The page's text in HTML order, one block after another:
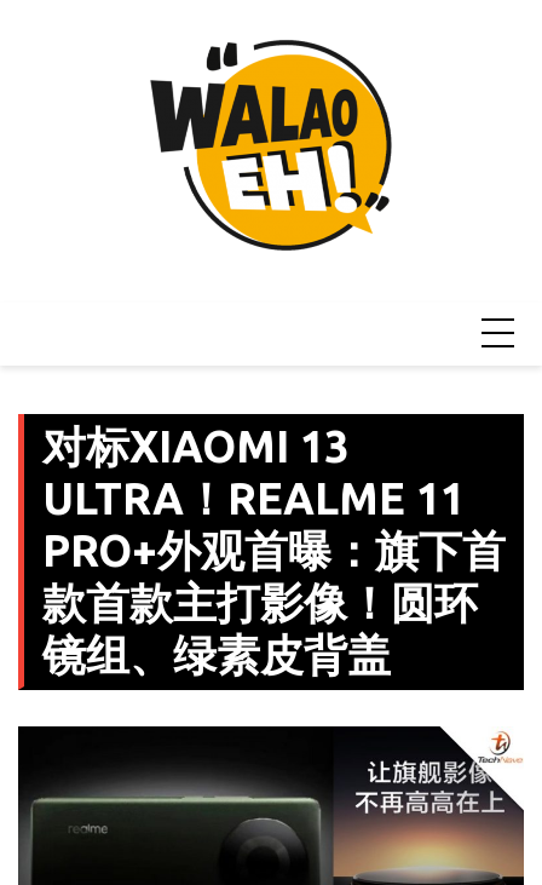
对标XIAOMI 13
ULTRA！REALME 11
PRO+外观首曝：旗下首
款首款主打影像！圆环
镜组、绿素皮背盖